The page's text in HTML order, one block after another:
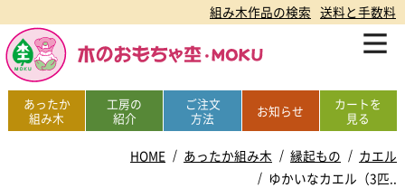
組み木作品の検索 送料と手数料
あったか
組み木
工房の
紹介
ご注文
方法
お知らせ
カートを
見る
HOME あったか組み木 縁起もの
カエル
ゆかいなカエル（3匹..